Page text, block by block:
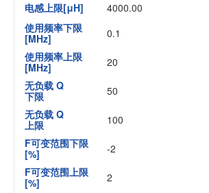
电感上限[μH]
4000.00
使用频率下限
[MHz]
0.1
使用频率上限
[MHz]
20
无负载 Q
下限
50
无负载 Q
上限
100
F可变范围下限
[%]
-2
F可变范围上限
[%]
2